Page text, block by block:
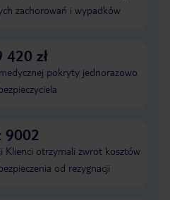
zachorowań i wypadków
420 zł
pokryty jednorazowo
9002
Klienci otrzymali zwrot kosztów
od rezygnacji